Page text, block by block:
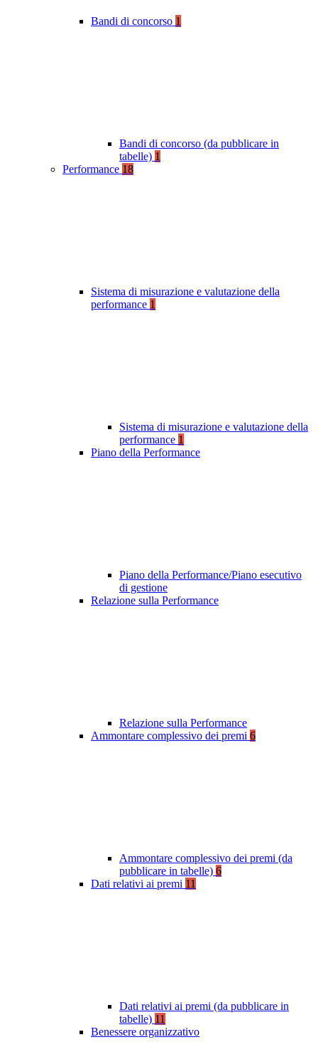
Bandi di concorso 1
Bandi di concorso (da pubblicare in
tabelle) 1
Performance 18
Sistema di misurazione e valutazione della
performance 1
Sistema di misurazione e valutazione della
performance 1
Piano della Performance
Piano della Performance/Piano esecutivo
di gestione
Relazione sulla Performance
Relazione sulla Performance
Ammontare complessivo dei premi 6
Ammontare complessivo dei premi (da
pubblicare in tabelle) 6
Dati relativi ai premi 11
Dati relativi ai premi (da pubblicare in
tabelle) 11
Benessere organizzativo